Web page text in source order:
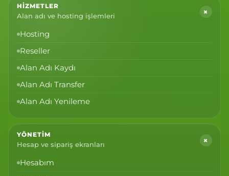
HIZMETLER
Alan adı ve hosting işlemleri
+
Hosting
Reseller
Alan Adı Kaydı
Alan Adı Transfer
Alan Adı Yenileme
YÖNETIM
Hesap ve sipariş ekranları
+
Hesabım